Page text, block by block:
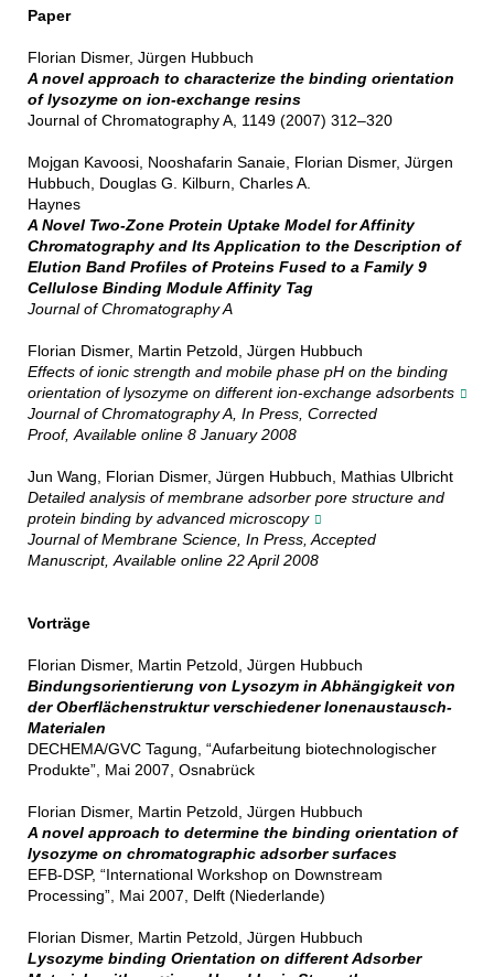
Paper
Florian Dismer, Jürgen Hubbuch
A novel approach to characterize the binding orientation
of lysozyme on ion-exchange resins
Journal of Chromatography A, 1149 (2007) 312–320
Mojgan Kavoosi, Nooshafarin Sanaie, Florian Dismer, Jürgen
Hubbuch, Douglas G. Kilburn, Charles A.
Haynes
A Novel Two-Zone Protein Uptake Model for Affinity
Chromatography and Its Application to the Description of
Elution Band Profiles of Proteins Fused to a Family 9
Cellulose Binding Module Affinity Tag
Journal of Chromatography A
Florian Dismer, Martin Petzold, Jürgen Hubbuch
Effects of ionic strength and mobile phase pH on the binding
orientation of lysozyme on different ion-exchange adsorbents
Journal of Chromatography A, In Press, Corrected
Proof, Available online 8 January 2008
Jun Wang, Florian Dismer, Jürgen Hubbuch, Mathias Ulbricht
Detailed analysis of membrane adsorber pore structure and
protein binding by advanced microscopy
Journal of Membrane Science, In Press, Accepted
Manuscript, Available online 22 April 2008
Vorträge
Florian Dismer, Martin Petzold, Jürgen Hubbuch
Bindungsorientierung von Lysozym in Abhängigkeit von
der Oberflächenstruktur verschiedener Ionenaustausch-
Materialen
DECHEMA/GVC Tagung, “Aufarbeitung biotechnologischer
Produkte”, Mai 2007, Osnabrück
Florian Dismer, Martin Petzold, Jürgen Hubbuch
A novel approach to determine the binding orientation of
lysozyme on chromatographic adsorber surfaces
EFB-DSP, “International Workshop on Downstream
Processing”, Mai 2007, Delft (Niederlande)
Florian Dismer, Martin Petzold, Jürgen Hubbuch
Lysozyme binding Orientation on different Adsorber